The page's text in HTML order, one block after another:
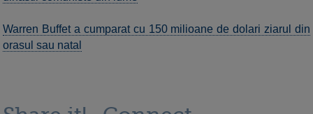
Warren Buffet a cumparat cu 150 milioane de dolari ziarul din
orasul sau natal